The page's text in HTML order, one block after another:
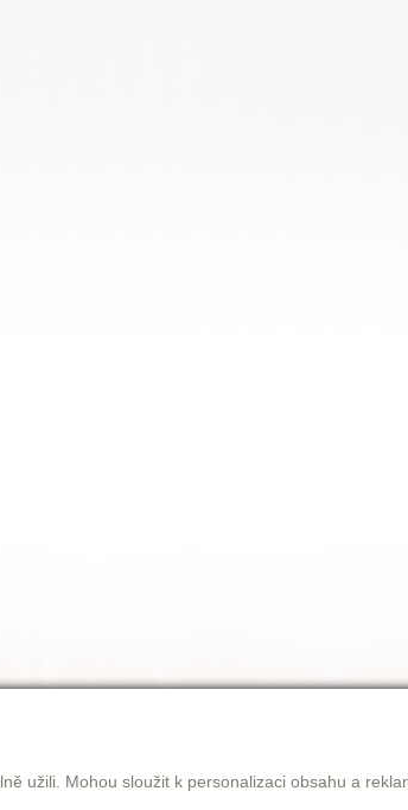
užili. Mohou sloužit k personalizaci obsahu a